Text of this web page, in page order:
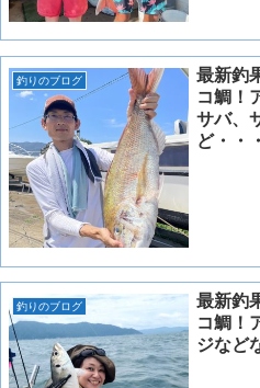
釣りのブログ
最新釣
コ鯛！
サバ、
ど・・
釣りのブログ
最新釣
コ鯛！
ジなど